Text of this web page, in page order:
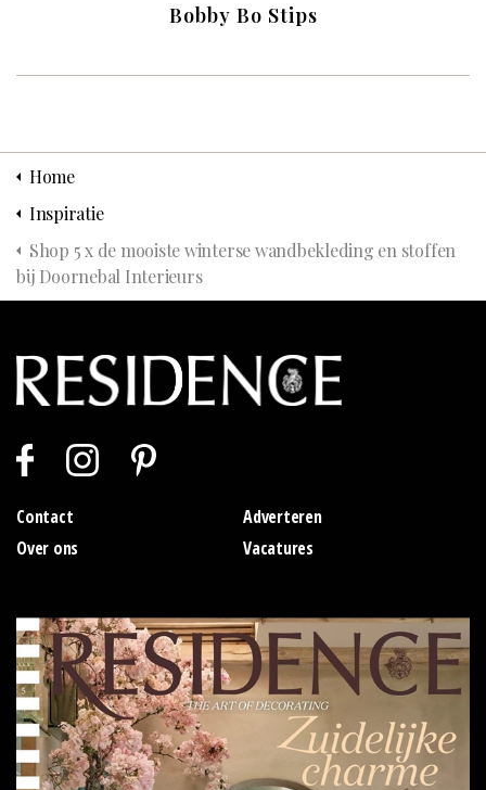
Bobby Bo Stips
Home
Inspiratie
Shop 5 x de mooiste winterse wandbekleding en stoffen
bij Doornebal Interieurs
Contact
Adverteren
Over ons
Vacatures